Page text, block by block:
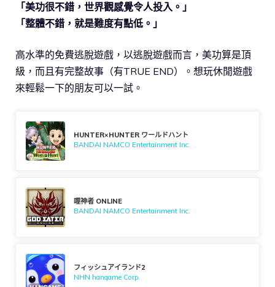
「美功很不錯，世界觀感覺令人投入。」
「整體不錯，就是難度有點低。」
高水準的免費逃脫遊戲，以逃脫遊戲而言，美功算是頂
級，而且有完整故事（有TRUE END）。想玩休閒遊戲
來輕鬆一下的朋友可以一試。
HUNTER×HUNTER ワールドハント
BANDAI NAMCO Entertainment Inc.
噬神者 ONLINE
BANDAI NAMCO Entertainment Inc.
フィッシュアイランド2
NHN hangame Corp.